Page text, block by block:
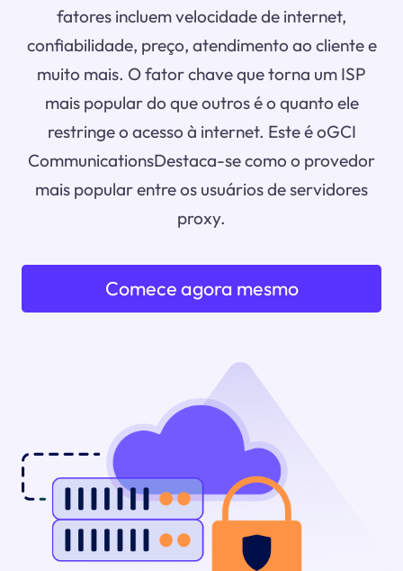
fatores incluem velocidade de internet,
confiabilidade, preço, atendimento ao cliente e
muito mais. O fator chave que torna um ISP
mais popular do que outros é o quanto ele
restringe o acesso à internet. Este é oGCI
CommunicationsDestaca-se como o provedor
mais popular entre os usuários de servidores
proxy.
Comece agora mesmo